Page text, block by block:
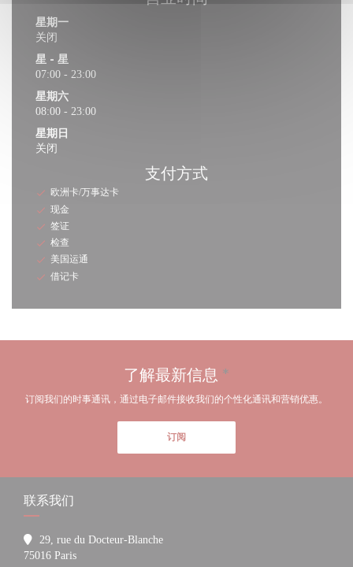
星期一
关闭
星 - 星
07:00 - 23:00
星期六
08:00 - 23:00
星期日
关闭
支付方式
欧洲卡/万事达卡
现金
签证
检查
美国运通
借记卡
了解最新信息 *
订阅我们的时事通讯，通过电子邮件接收我们的个性化通讯和营销优惠。
订阅
联系我们
29, rue du Docteur-Blanche
75016 Paris((在新窗口中打开))